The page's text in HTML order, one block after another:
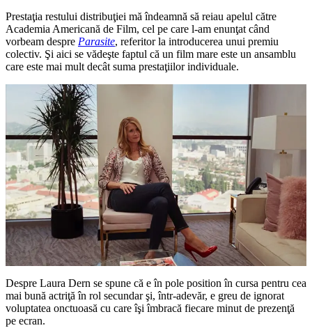
Prestaţia restului distribuţiei mă îndeamnă să reiau apelul către
Academia Americană de Film, cel pe care l-am enunţat când
vorbeam despre Parasite, referitor la introducerea unui premiu
colectiv. Şi aici se vădeşte faptul că un film mare este un ansamblu
care este mai mult decât suma prestaţiilor individuale.
Despre Laura Dern se spune că e în pole position în cursa pentru cea
mai bună actriţă în rol secundar şi, într-adevăr, e greu de ignorat
voluptatea onctuoasă cu care îşi îmbracă fiecare minut de prezenţă
pe ecran.